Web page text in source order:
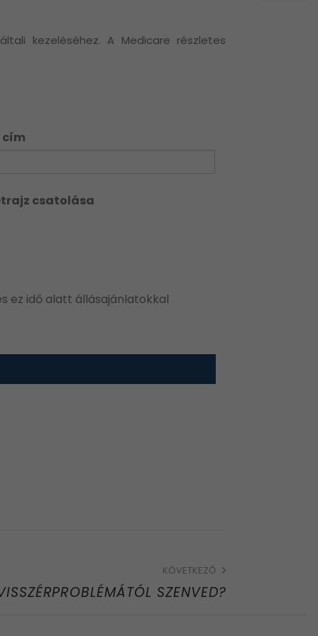
kezeléséhez. A Medicare részletes
cím
csatolása
ez idő alatt állásajánlatokkal
KÖVETKEZŐ
SZENVED?